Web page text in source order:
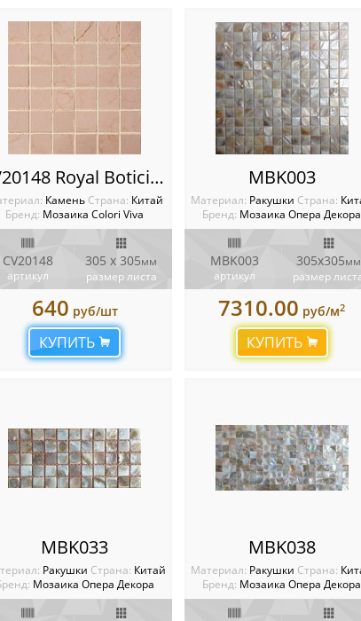
CV20148 Royal Boticino Marble Polished 5x5 Мозаика Colori Viva Natural Stone
Камень Cтрана: Китай
Бренд: Мозаика Colori Viva
CV20148
артикул
305 х 305мм
размер листа
640 руб/шт
КУПИТЬ
MBK003
Материал: Ракушки Cтрана:
Бренд: Мозаика Опера Декора
MBK003
артикул
305х305мм
размер
7310.00 руб/м2
КУПИТЬ
MBK033
Ракушки Cтрана: Китай
Мозаика Опера Декора
MBK038
Материал: Ракушки Cтрана:
Бренд: Мозаика Опера Декора